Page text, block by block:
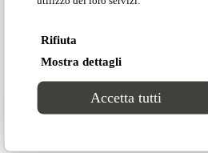
Rifiuta
Mostra dettagli
Accetta tutti
sofa
modern